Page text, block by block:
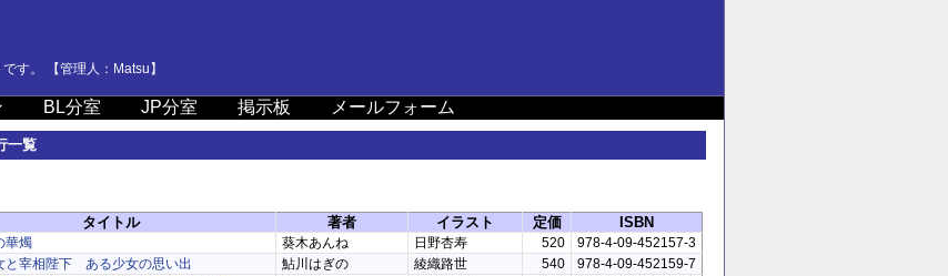
す。 【管理人：Matsu】
BL分室 JP分室 掲示板 メールフォーム
一覧
タイトル 著者 イラスト 定価 ISBN
華燭 葵木あんね 日野杏寿 520
978-4-09-452157-3
と宰相陛下 ある少女の思い出 鮎川はぎの 綾織路世 540
978-4-09-452159-7